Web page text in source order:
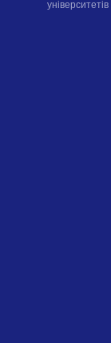
університетів